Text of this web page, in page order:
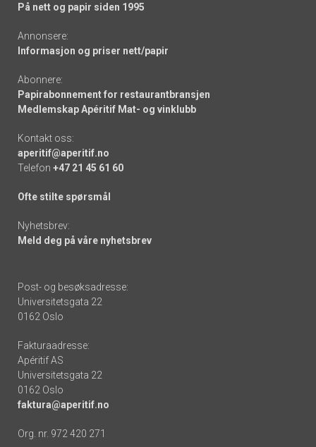
På nett og papir siden 1995
Annonsere:
Informasjon og priser nett/papir
Abonnere:
Papirabonnement for restaurantbransjen
Medlemskap Apéritif Mat- og vinklubb
Kontakt oss:
aperitif@aperitif.no
Telefon +47 21 45 61 60
Ofte stilte spørsmål
Nyhetsbrev:
Meld deg på våre nyhetsbrev
Post- og besøksadresse:
Universitetsgata 22
0162 Oslo
Fakturaadresse:
Apéritif AS
Universitetsgata 22
0162 Oslo
faktura@aperitif.no
Org. nr. 972 420 271